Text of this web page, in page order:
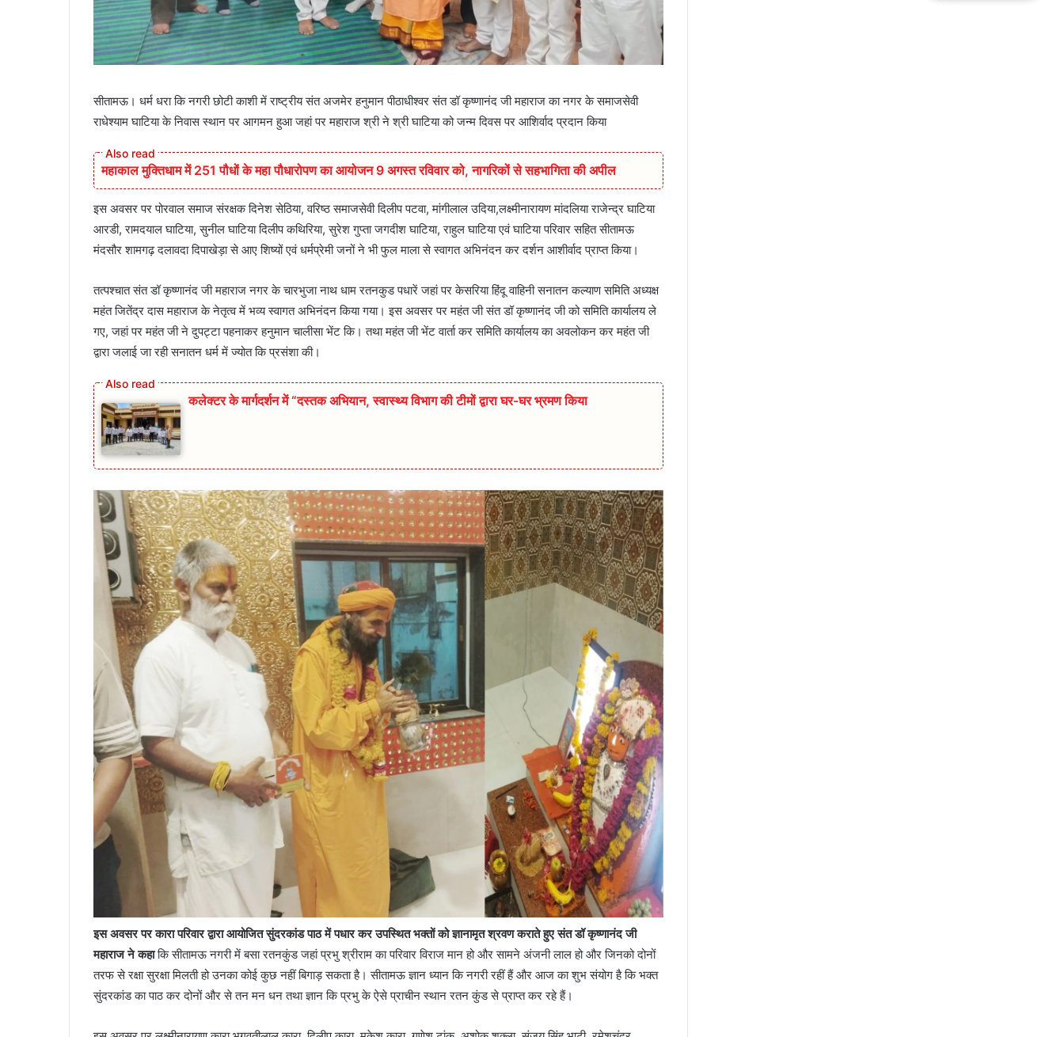
सीतामऊ। धर्म धरा कि नगरी छोटी काशी में राष्ट्रीय संत अजमेर हनुमान पीठाधीश्वर संत डॉ कृष्णानंद जी महाराज का नगर के समाजसेवी
राधेश्याम घाटिया के निवास स्थान पर आगमन हुआ जहां पर महाराज श्री ने श्री घाटिया को जन्म दिवस पर आशिर्वाद प्रदान किया
महाकाल मुक्तिधाम में 251 पौधों के महा पौधारोपण का आयोजन 9 अगस्त रविवार को, नागरिकों से सहभागिता की अपील
इस अवसर पर पोरवाल समाज संरक्षक दिनेश सेठिया, व‌रिष्ठ समाजसेवी दिलीप पटवा, मांगीलाल उदिया,लक्ष्मीनारायण मांदलिया राजेन्द्र घाटिया
आरडी, रामदयाल घाटिया, सुनील घाटिया दिलीप कथिरिया, सुरेश गुप्ता जगदीश घाटिया, राहुल घाटिया एवं घाटिया परिवार सहित सीतामऊ
मंदसौर शामगढ़ दलावदा दिपाखेड़ा से आए शिष्यों एवं धर्मप्रेमी जनों ने भी फुल माला से स्वागत अभिनंदन कर दर्शन आशीर्वाद प्राप्त किया।
तत्पश्चात संत डॉ कृष्णानंद जी महाराज नगर के चारभुजा नाथ धाम रतनकुड पधारें जहां पर केसरिया हिंदू वाहिनी सनातन कल्याण समिति अध्यक्ष
महंत जितेंद्र दास महाराज के नेतृत्व में भव्य स्वागत अभिनंदन किया गया। इस अवसर पर महंत जी संत डॉ कृष्णानंद जी को समिति कार्यालय ले
गए, जहां पर महंत जी ने दुपट्टा पहनाकर हनुमान चालीसा भेंट कि। तथा महंत जी भेंट वार्ता कर समिति कार्यालय का अवलोकन कर महंत जी
द्वारा जलाई जा रही सनातन धर्म में ज्योत कि प्रसंशा की।
कलेक्टर के मार्गदर्शन में “दस्तक अभियान,‌ स्वास्थ्य विभाग की टीमों द्वारा घर-घर भ्रमण किया
इस अवसर पर कारा परिवार द्वारा आयोजित सुंदरकांड पाठ में पधार कर उपस्थित भक्तों को ज्ञानामृत श्रवण कराते हुए संत डॉ कृष्णानंद जी
महाराज ने कहाकि सीतामऊ नगरी में बसा रतनकुंड जहां प्रभु श्रीराम का परिवार विराज मान हो और सामने अंजनी लाल हो और जिनको दोनों
तरफ से रक्षा सुरक्षा मिलती हो उनका कोई कुछ नहीं बिगाड़ सकता है। सीतामऊ ज्ञान ध्यान कि नगरी रहीं हैं और आज का शुभ संयोग है कि भक्त
सुंदरकांड का पाठ कर दोनों और से तन मन धन तथा ज्ञान कि प्रभु के ऐसे प्राचीन स्थान रतन कुंड से प्राप्त कर रहे हैं।